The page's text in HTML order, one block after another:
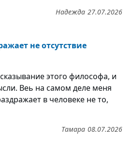
27.07.2026
Надежда
не отсутствие
этого философа, и
Веь на самом деле меня
в человеке не то,
08.07.2026
Тамара